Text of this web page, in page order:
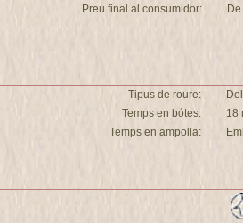
Preu final al consumidor:
Tipus de roure:
Temps en bótes:
18
Temps en ampolla: